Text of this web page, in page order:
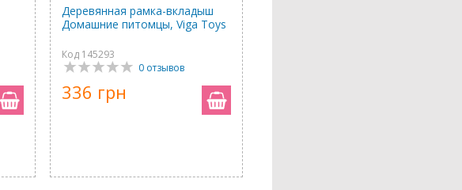
Деревянная рамка-вкладыш
Домашние питомцы, Viga Toys
Код 145293
0 отзывов
336 грн